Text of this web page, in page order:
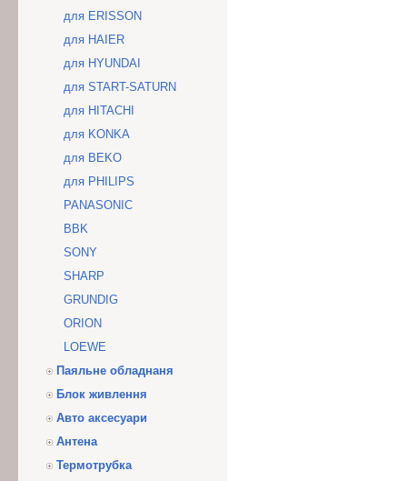
для ERISSON
для HAIER
для HYUNDAI
для START-SATURN
для HITACHI
для KONKA
для BEKO
для PHILIPS
PANASONIC
BBK
SONY
SHARP
GRUNDIG
ORION
LOEWE
Паяльне обладнаня
Блок живлення
Авто аксесуари
Антена
Термотрубка